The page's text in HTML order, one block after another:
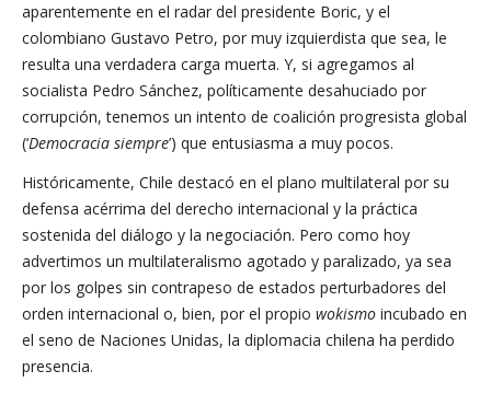
aparentemente en el radar del presidente Boric, y el
colombiano Gustavo Petro, por muy izquierdista que sea, le
resulta una verdadera carga muerta. Y, si agregamos al
socialista Pedro Sánchez, políticamente desahuciado por
corrupción, tenemos un intento de coalición progresista global
(‘Democracia siempre’) que entusiasma a muy pocos.
Históricamente, Chile destacó en el plano multilateral por su
defensa acérrima del derecho internacional y la práctica
sostenida del diálogo y la negociación. Pero como hoy
advertimos un multilateralismo agotado y paralizado, ya sea
por los golpes sin contrapeso de estados perturbadores del
orden internacional o, bien, por el propio wokismo incubado en
el seno de Naciones Unidas, la diplomacia chilena ha perdido
presencia.